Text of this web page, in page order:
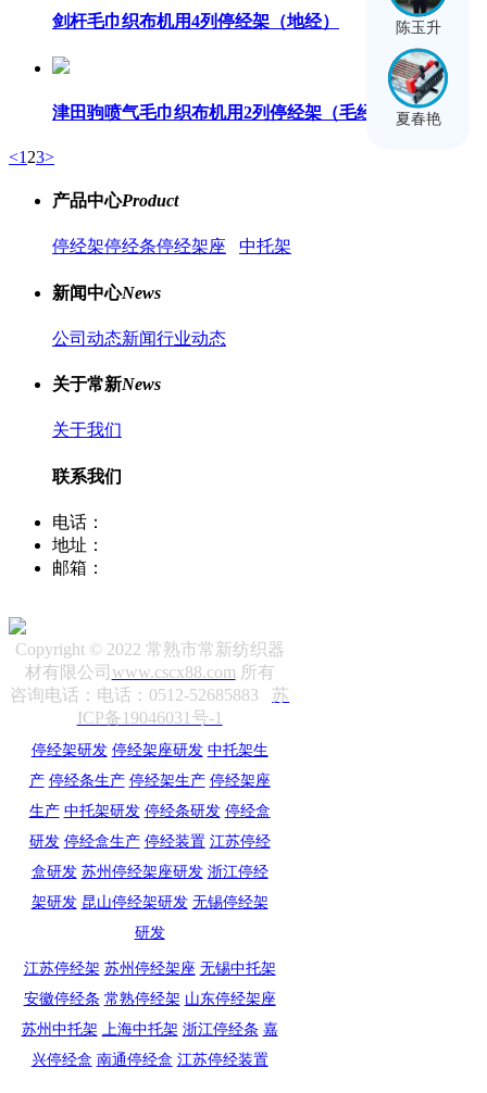
剑杆毛巾织布机用4列停经架（地经）
津田驹喷气毛巾织布机用2列停经架（毛经）
<1 23>
产品中心Product
停经架停经条停经架座 中托架
新闻中心News
公司动态新闻行业动态
关于常新News
关于我们
联系我们
电话：
地址：
邮箱：
Copyright © 2022 常熟市常新纺织器
材有限公司 www.cscx88.com 所有
咨询电话：电话：0512-52685883苏
ICP备19046031号-1
停经架研发 停经架座研发 中托架生
产 停经条生产 停经架生产 停经架座
生产 中托架研发 停经条研发 停经盒
研发 停经盒生产 停经装置 江苏停经
盒研发 苏州停经架座研发 浙江停经
架研发 昆山停经架研发 无锡停经架
研发
江苏停经架 苏州停经架座 无锡中托架
安徽停经条 常熟停经架 山东停经架座
苏州中托架
上海中托架 浙江停经条 嘉
兴停经盒 南通停经盒 江苏停经装置
陈玉升
夏春艳